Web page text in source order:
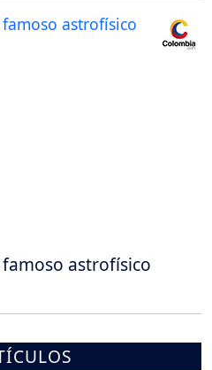
famoso astrofísico